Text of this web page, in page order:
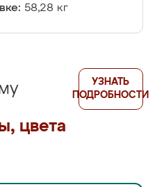
58,28 кг
цвета
УЗНАТЬ
ПОДРОБНОСТИ